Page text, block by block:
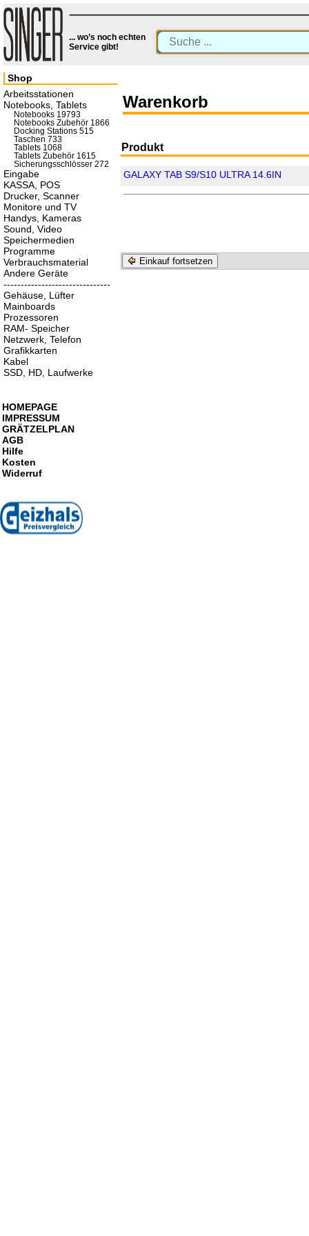
... wo’s noch echten
Service gibt!
Warenkorb
Produkt
GALAXY TAB S9/S10 ULTRA 14.6IN
Einkauf fortsetzen
Shop
Arbeitsstationen
Notebooks, Tablets
Notebooks 19793
Notebooks Zubehör 1866
Docking Stations 515
Taschen 733
Tablets 1068
Tablets Zubehör 1615
Sicherungsschlösser 272
Eingabe
KASSA, POS
Drucker, Scanner
Monitore und TV
Handys, Kameras
Sound, Video
Speichermedien
Programme
Verbrauchsmaterial
Andere Geräte
-------------------------------
Gehäuse, Lüfter
Mainboards
Prozessoren
RAM- Speicher
Netzwerk, Telefon
Grafikkarten
Kabel
SSD, HD, Laufwerke
HOMEPAGE
IMPRESSUM
GRÄTZELPLAN
AGB
Hilfe
Kosten
Widerruf